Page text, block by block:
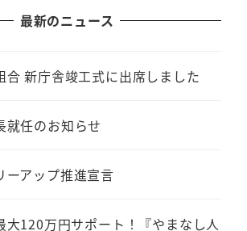
最新のニュース
合 新庁舎竣工式に出席しました
就任のお知らせ
ーアップ推進宣言
大120万円サポート！『やまなし人